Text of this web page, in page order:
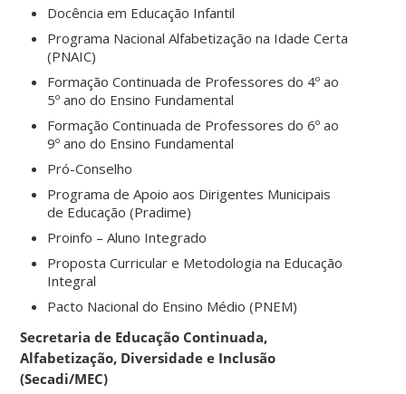
Docência em Educação Infantil
Programa Nacional Alfabetização na Idade Certa
(PNAIC)
Formação Continuada de Professores do 4º ao
5º ano do Ensino Fundamental
Formação Continuada de Professores do 6º ao
9º ano do Ensino Fundamental
Pró-Conselho
Programa de Apoio aos Dirigentes Municipais
de Educação (Pradime)
Proinfo – Aluno Integrado
Proposta Curricular e Metodologia na Educação
Integral
Pacto Nacional do Ensino Médio (PNEM)
Secretaria de Educação Continuada,
Alfabetização, Diversidade e Inclusão
(Secadi/MEC)